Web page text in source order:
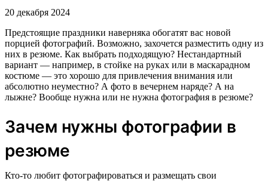
20 декабря 2024
Предстоящие праздники наверняка обогатят вас новой
порцией фотографий. Возможно, захочется разместить одну из
них в резюме. Как выбрать подходящую? Нестандартный
вариант — например, в стойке на руках или в маскарадном
костюме — это хорошо для привлечения внимания или
абсолютно неуместно? А фото в вечернем наряде? А на
лыжне? Вообще нужна или не нужна фотография в резюме?
Зачем нужны фотографии в
резюме
Кто-то любит фотографироваться и размещать свои